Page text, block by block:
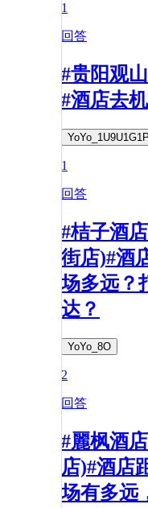
1
回答
#贵阳观
#酒店去
YoYo_1U9U1G1P
1
回答
#桔子酒
街店)#酒
场多远？
达？
YoYo_8O
2
回答
#麗枫酒
店)#酒店
场有多远